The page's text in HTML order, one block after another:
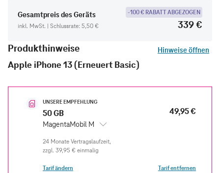
Gesamtpreis des Geräts
inkl. MwSt. | Schlussrate: 5,50 €
-100 € RABATT ABGEZOGEN
339 €
Produkthinweise
Hinweise öffnen
Apple iPhone 13 (Erneuert Basic)
UNSERE EMPFEHLUNG
50 GB
MagentaMobil M
49,95 €
zzgl. 39,95 € einmalig
Tarif ändern Tarif entfernen